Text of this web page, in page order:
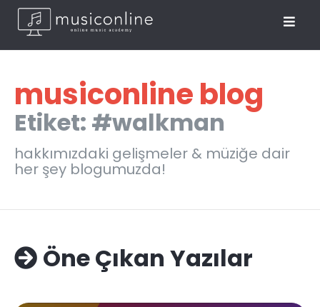
musiconline blog
Etiket: #walkman
hakkımızdaki gelişmeler & müziğe dair
her şey blogumuzda!
Öne Çıkan Yazılar